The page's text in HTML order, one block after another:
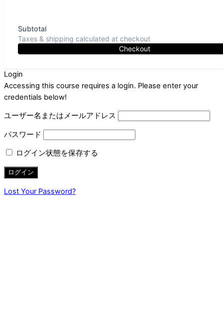
Subtotal
Taxes & shipping calculated at checkout
Checkout
Login
Accessing this course requires a login. Please enter your
credentials below!
ユーザー名またはメールアドレス
パスワード
ログイン状態を保存する
Lost Your Password?